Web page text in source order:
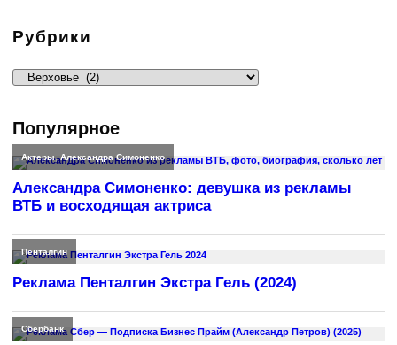
Рубрики
Рубрики
Популярное
Актеры,Александра Симоненко
Александра Симоненко: девушка из рекламы
ВТБ и восходящая актриса
Пенталгин
Реклама Пенталгин Экстра Гель (2024)
Сбербанк